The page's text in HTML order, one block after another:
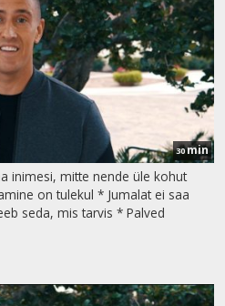
30min
inimesi, mitte nende üle kohut
on tulekul * Jumalat ei saa
seda, mis tarvis * Palved